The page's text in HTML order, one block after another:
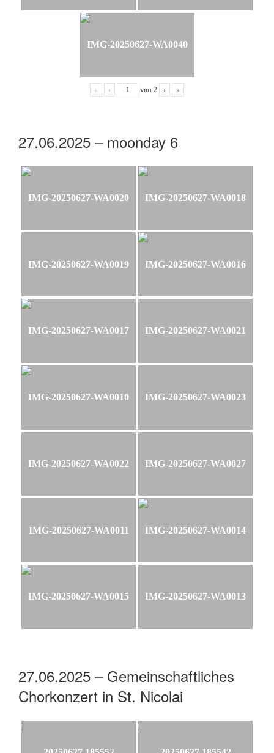
IMG-20250627-WA0040
« ‹ von 2 › »
27.06.2025 – moonday 6
IMG-20250627-WA0020 IMG-20250627-WA0018
IMG-20250627-WA0019 IMG-20250627-WA0016
IMG-20250627-WA0017 IMG-20250627-WA0021
IMG-20250627-WA0010 IMG-20250627-WA0023
IMG-20250627-WA0022 IMG-20250627-WA0027
IMG-20250627-WA0011 IMG-20250627-WA0014
IMG-20250627-WA0015 IMG-20250627-WA0013
27.06.2025 – Gemeinschaftliches
Chorkonzert in St. Nicolai